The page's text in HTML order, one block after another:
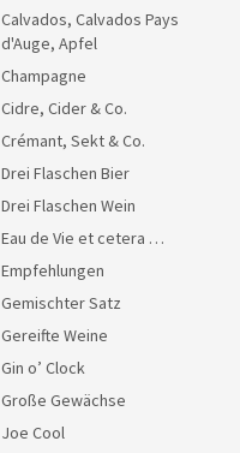
Calvados, Calvados Pays
d'Auge, Apfel
Champagne
Cidre, Cider & Co.
Crémant, Sekt & Co.
Drei Flaschen Bier
Drei Flaschen Wein
Eau de Vie et cetera …
Empfehlungen
Gemischter Satz
Gereifte Weine
Gin o’ Clock
Große Gewächse
Joe Cool